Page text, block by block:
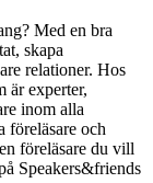
Med en bra
skapa
relationer. Hos
är experter,
inom alla
föreläsare och
föreläsare du vill
Speakers&friends